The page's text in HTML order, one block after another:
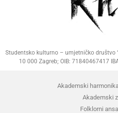
Studentsko kulturno – umjetničko društvo
10 000 Zagreb; OIB: 71840467417
Akademski
Akademski
Folklorni